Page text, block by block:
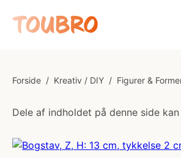
Forside / Kreativ / DIY / Figurer &
Dele af indholdet på denne side